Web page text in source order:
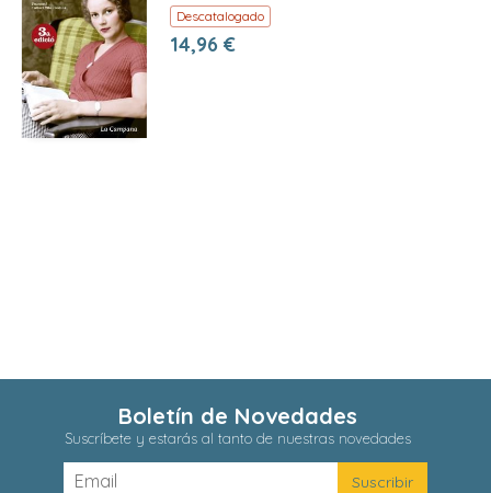
Descatalogado
14,96 €
Boletín de Novedades
Suscríbete y estarás al tanto de nuestras novedades